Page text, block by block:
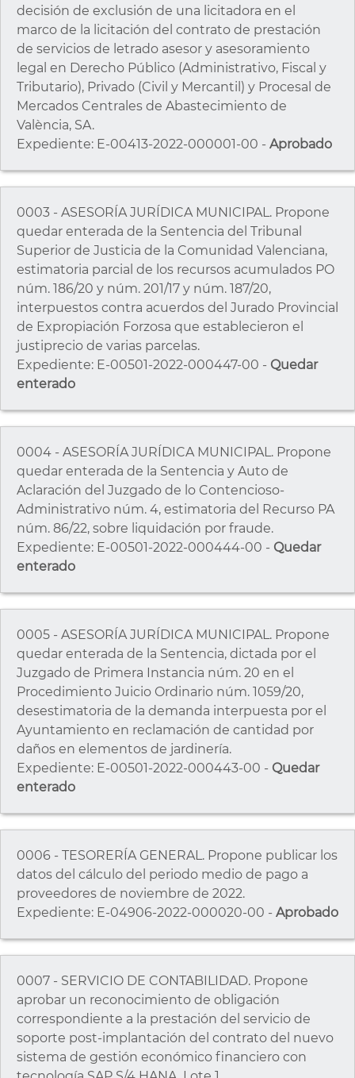
decisión de exclusión de una licitadora en el
marco de la licitación del contrato de prestación
de servicios de letrado asesor y asesoramiento
legal en Derecho Público (Administrativo, Fiscal y
Tributario), Privado (Civil y Mercantil) y Procesal de
Mercados Centrales de Abastecimiento de
València, SA.
Expediente: E-00413-2022-000001-00 - Aprobado
0003 - ASESORÍA JURÍDICA MUNICIPAL. Propone
quedar enterada de la Sentencia del Tribunal
Superior de Justicia de la Comunidad Valenciana,
estimatoria parcial de los recursos acumulados PO
núm. 186/20 y núm. 201/17 y núm. 187/20,
interpuestos contra acuerdos del Jurado Provincial
de Expropiación Forzosa que establecieron el
justiprecio de varias parcelas.
Expediente: E-00501-2022-000447-00 - Quedar
enterado
0004 - ASESORÍA JURÍDICA MUNICIPAL. Propone
quedar enterada de la Sentencia y Auto de
Aclaración del Juzgado de lo Contencioso-
Administrativo núm. 4, estimatoria del Recurso PA
núm. 86/22, sobre liquidación por fraude.
Expediente: E-00501-2022-000444-00 - Quedar
enterado
0005 - ASESORÍA JURÍDICA MUNICIPAL. Propone
quedar enterada de la Sentencia, dictada por el
Juzgado de Primera Instancia núm. 20 en el
Procedimiento Juicio Ordinario núm. 1059/20,
desestimatoria de la demanda interpuesta por el
Ayuntamiento en reclamación de cantidad por
daños en elementos de jardinería.
Expediente: E-00501-2022-000443-00 - Quedar
enterado
0006 - TESORERÍA GENERAL. Propone publicar los
datos del cálculo del periodo medio de pago a
proveedores de noviembre de 2022.
Expediente: E-04906-2022-000020-00 - Aprobado
0007 - SERVICIO DE CONTABILIDAD. Propone
aprobar un reconocimiento de obligación
correspondiente a la prestación del servicio de
soporte post-implantación del contrato del nuevo
sistema de gestión económico financiero con